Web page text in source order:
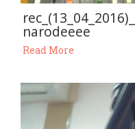
narodeeee
Read More